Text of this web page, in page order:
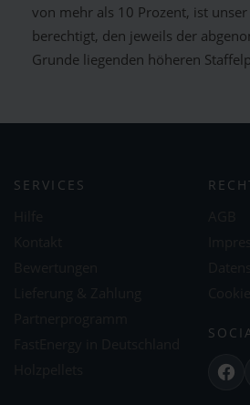
von mehr als 10 Prozent, ist
berechtigt, den jeweils der
Grunde liegenden höheren
SERVICES